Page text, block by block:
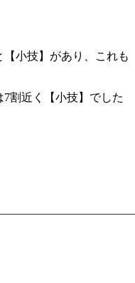
小技】があり、これも
割近く【小技】でした